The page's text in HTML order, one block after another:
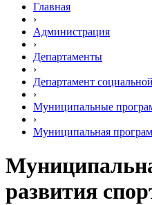
Главная
›
Администрация
›
Департаменты
›
Департамент
›
Муниципальные
›
Муниципальная
развития